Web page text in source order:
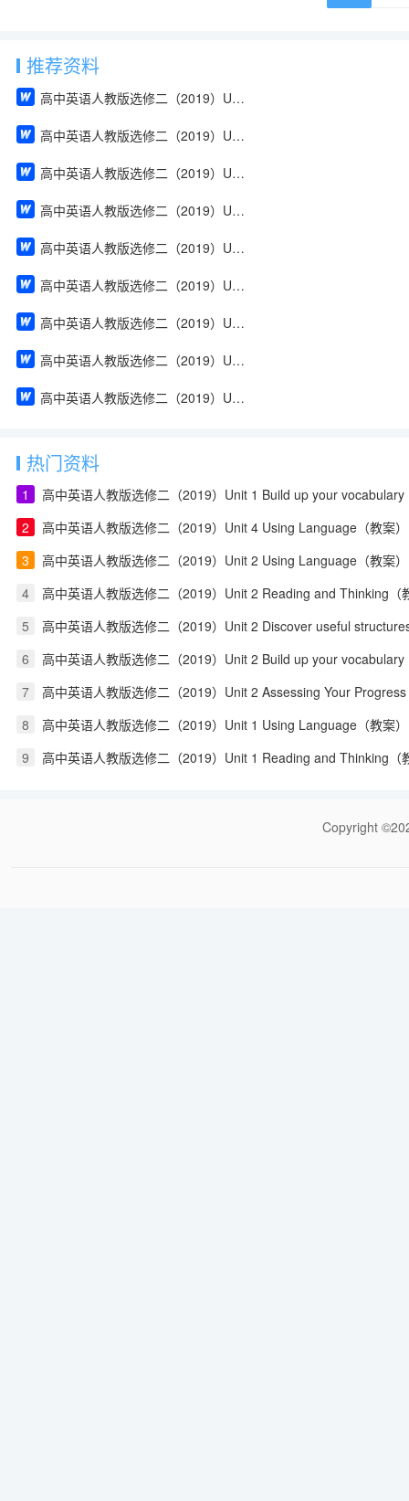
推荐资料
高中英语人教版选修二（2019）Unit 1 Build up your vocabulary（教案）
高中英语人教版选修二（2019）Unit 4 Using Language（教案）
高中英语人教版选修二（2019）Unit 2 Using Language（教案）
高中英语人教版选修二（2019）Unit 2 Reading and Thinking（教案）
高中英语人教版选修二（2019）Unit 2 Discover useful structures（教案）
高中英语人教版选修二（2019）Unit 2 Build up your vocabulary（教案）
高中英语人教版选修二（2019）Unit 2 Assessing Your Progress & Project（教案）
高中英语人教版选修二（2019）Unit 1 Using Language（教案）
高中英语人教版选修二（2019）Unit 1 Reading and Thinking（教案）
热门资料
1
高中英语人教版选修二（2019）Unit 1 Build up your vocabulary
2
高中英语人教版选修二（2019）Unit 4 Using Language（教案）
3
高中英语人教版选修二（2019）Unit 2 Using Language（教案）
4
高中英语人教版选修二（2019）Unit 2 Reading and Thinking（
5
高中英语人教版选修二（2019）Unit 2 Discover useful
6
高中英语人教版选修二（2019）Unit 2 Build up your vocabulary
7
高中英语人教版选修二（2019）Unit 2 Assessing Your
8
高中英语人教版选修二（2019）Unit 1 Using Language（教案）
9
高中英语人教版选修二（2019）Unit 1 Reading and Thinking（
Copyright